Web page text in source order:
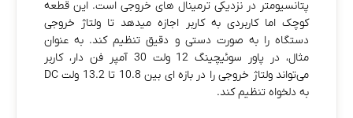
پتانسیومتر در نزدیکی ترمینال‌ های خروجی است. این قطعه
کوچک اما کاربردی به کاربر اجازه میدهد تا ولتاژ خروجی
دستگاه را به‌ صورت دستی و دقیق تنظیم کند. به عنوان
مثال، در پاور سوئیچینگ 12 ولت 30 آمپر فن‌ دار، کاربر
می‌تواند ولتاژ خروجی را در بازه‌ ای بین 10.8 تا 13.2 ولت DC
به دلخواه تنظیم کند.